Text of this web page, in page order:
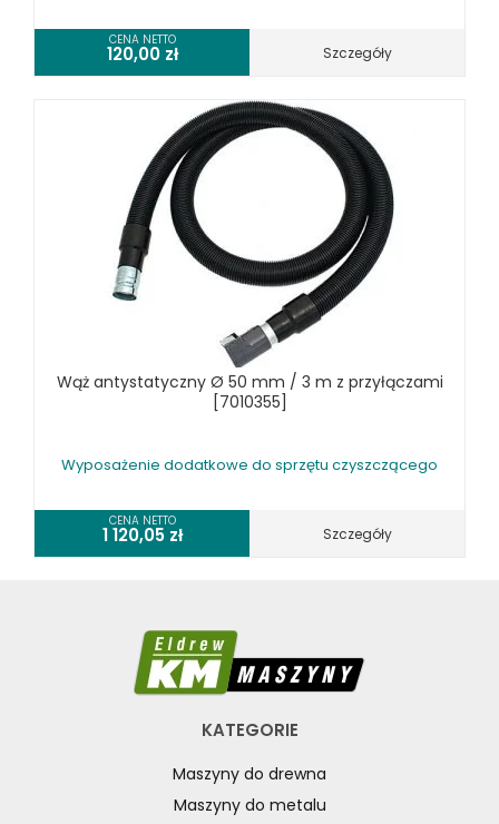
CENA NETTO
120,00 zł Szczegóły
Wąż antystatyczny Ø 50 mm / 3 m z przyłączami
[7010355]
Wyposażenie dodatkowe do sprzętu czyszczącego
CENA NETTO
1 120,05 zł Szczegóły
KATEGORIE
Maszyny do drewna
Maszyny do metalu